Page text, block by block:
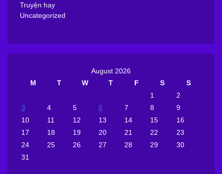
Truyện hay
Uncategorized
August 2026
M
T W T F S
S
1
2
3
4 5 6 7 8
9
10
11 12 13 14 15
16
17
18 19 20 21 22
23
24
25 26 27 28 29
30
31